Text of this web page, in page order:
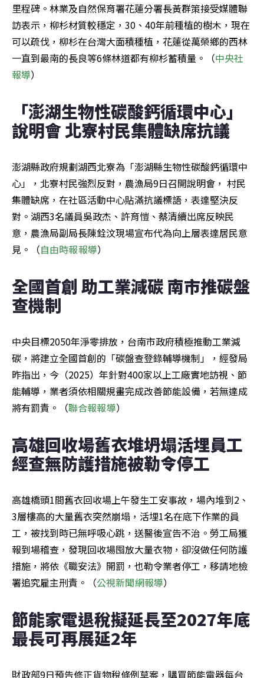
里程碑。林業及自然保育署花蓮分署長黃群策接受媒體聯
訪表示，柳杉材質較穩定，30、40年前種植的樹木，現在
可以疏伐，柳杉在台灣大面積種植，花蓮從萬榮鄉的西林
一直到最南的長良等6條林道都有柳杉蓄積量。（中央社
報導）
「澎湖生物性碳酸鈣循環中心」
說明會 北寮村民集體缺席抗議
澎湖縣政府規劃湖西北寮為「澎湖縣生物性碳酸鈣循環中
心」，北寮村民強烈反對，農漁局9日召開說明會， 村民
集體缺席，在社區活動中心貼滿抗議標語，表達堅決反
對。湖西3名議員吳政杰、許育愷、蔡清續出席反映民
意，農漁局副局長陳銓汶現場宣布代為向上層表達居民意
見。（自由時報報導）
全國首創 助工業減碳 南市推碳盤
查機制
中央目標2050年淨零排放，台南市政府積極推動工業減
碳，將建立全國首創的「碳盤查登錄輔導機制」，經發局
昨指出，今（2025）年針對400家以上工廠實地訪視、節
能輔導，業者須依相關規畫完成改善節能設備，若無達成
將有罰責。（聯合報報導）
高雄回收場舊衣堆坍塌活埋員工
經查無防護措施被勒令停工
高雄橋頭1間舊衣回收場上午發生工安事故，場內堆到2、
3層樓高的大量舊衣突然崩塌，活埋1名在底下作業的員
工，被找到時已無呼吸心跳，送醫後宣告不治。勞工局獲
報到場稽查，發現回收場囤放大量衣物，卻沒做任何防護
措施，將依《職安法》開罰，也勒令業者停工，移請地檢
署追究雇主刑責。（公視新聞網報導）
節能家電退稅擬延長至2027年底
最長可再展延2年
財政部9日預告修正貨物稅條例草案，購買節能電器每台